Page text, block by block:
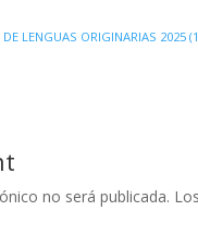
LENGUAS ORIGINARIAS 2025
no será publicada.